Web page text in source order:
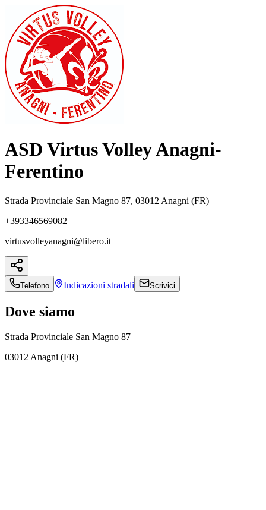
ASD Virtus Volley Anagni-
Ferentino
Strada Provinciale San Magno 87, 03012 Anagni (FR)
+393346569082
virtusvolleyanagni@libero.it
Telefono Indicazioni stradali Scrivici
Dove siamo
Strada Provinciale San Magno 87
03012 Anagni (FR)